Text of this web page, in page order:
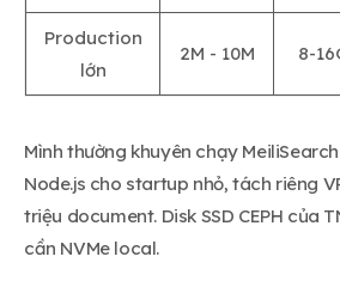
Production
lớn
2M - 10M 8-
Mình thường khuyên chạy
Node.js cho startup nhỏ, tách riêng
triệu document. Disk SSD CEPH của
cần NVMe local.